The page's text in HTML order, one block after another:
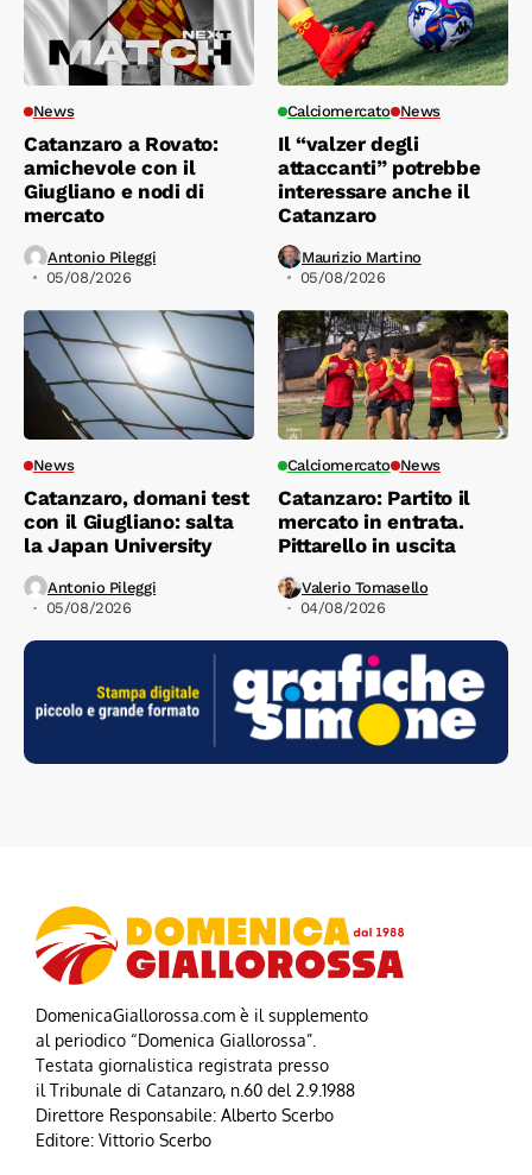
News
Catanzaro a Rovato:
amichevole con il
Giugliano e nodi di
mercato
Antonio Pileggi
05/08/2026
Calciomercato News
Il “valzer degli
attaccanti” potrebbe
interessare anche il
Catanzaro
Maurizio Martino
05/08/2026
News
Catanzaro, domani test
con il Giugliano: salta
la Japan University
Antonio Pileggi
05/08/2026
Calciomercato News
Catanzaro: Partito il
mercato in entrata.
Pittarello in uscita
Valerio Tomasello
04/08/2026
DomenicaGiallorossa.com è il supplemento
al periodico “Domenica Giallorossa”.
Testata giornalistica registrata presso
il Tribunale di Catanzaro, n.60 del 2.9.1988
Direttore Responsabile: Alberto Scerbo
Editore: Vittorio Scerbo